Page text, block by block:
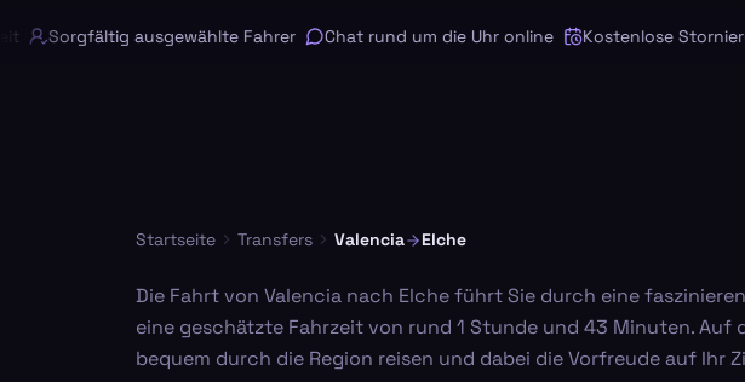
Sorgfältig ausgewählte Fahrer Chat rund um die Uhr online Kostenlose
Startseite Transfers Valencia Elche
Die Fahrt von Valencia nach Elche führt Sie durch eine
eine geschätzte Fahrzeit von rund 1 Stunde und 43 Minuten.
bequem durch die Region reisen und dabei die Vorfreude auf Ihr